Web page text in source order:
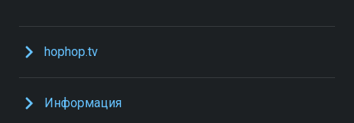
hophop.tv
Информация